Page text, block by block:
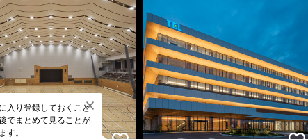
入り登録しておくこと
でまとめて見ることが
す。